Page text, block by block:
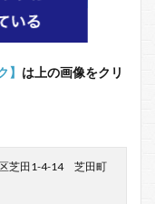
は上の画像をクリ
芝田1-4-14 芝田町